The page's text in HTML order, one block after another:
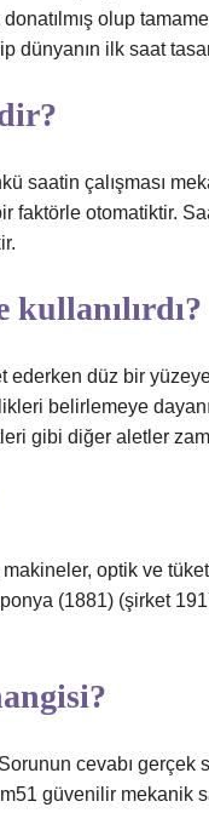
olup
dünyanın ilk saat
saatin çalışması
otomatiktir.
kullanılırdı?
ederken düz bir
belirlemeye
gibi diğer aletler
optik ve
(1881) (şirket
cevabı gerçek
güvenilir mekanik